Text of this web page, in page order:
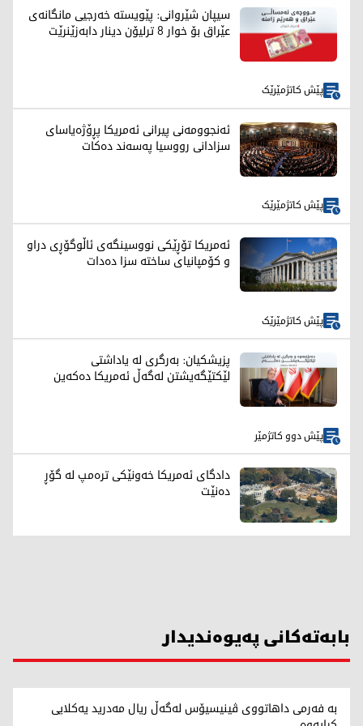
سیپان شێروانی: پێویستە خەرجیی مانگانەی
عێراق بۆ خوار 8 ترلیۆن دینار دابەزێنرێت
پێش کاتژمێرێک
ئەنجوومەنی پیرانی ئەمریکا پڕۆژەیاسای
سزادانی رووسیا په‌سه‌ند ده‌كات
پێش کاتژمێرێک
ئەمریکا تۆڕێکی نووسینگەی ئاڵوگۆڕی دراو
و کۆمپانیای ساختە سزا دەدات
پێش کاتژمێرێک
پزیشکیان: بەرگری لە یاداشتی
لێکتێگەیشتن لەگەڵ ئەمریکا دەکەین
پێش دوو کاتژمێر
دادگای ئەمریکا خەونێکی ترەمپ لە گۆڕ
دەنێت
بابەتەکانی پەیوەندیدار
بە فەرمی داهاتووی ڤینیسیۆس لەگەڵ ریال مەدرید یەکلایی